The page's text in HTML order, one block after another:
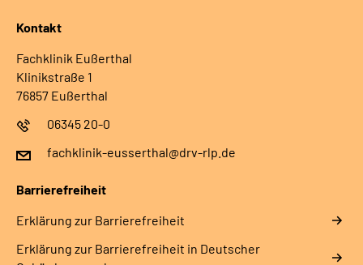
Kontakt
Fachklinik Eußerthal
Klinikstraße 1
76857 Eußerthal
06345 20-0
fachklinik-eusserthal@drv-rlp.de
Barrierefreiheit
Erklärung zur Barrierefreiheit
Erklärung zur Barrierefreiheit in Deutscher